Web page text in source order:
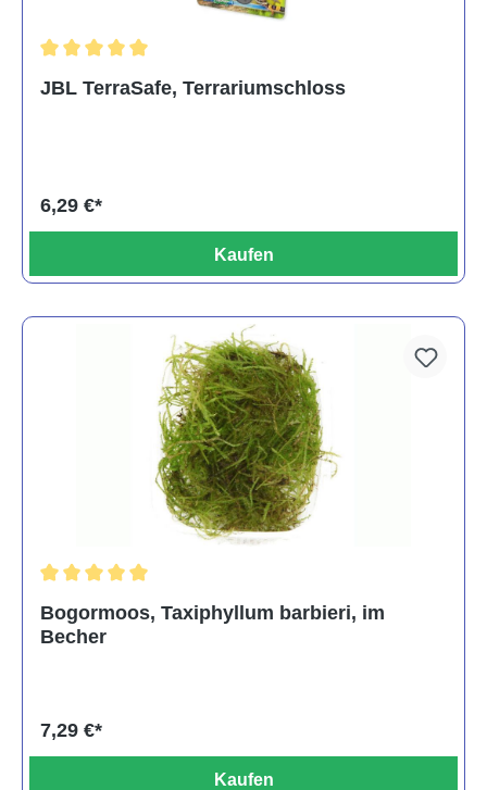
JBL TerraSafe, Terrariumschloss
6,29 €*
Kaufen
Bogormoos, Taxiphyllum barbieri, im
Becher
7,29 €*
Kaufen